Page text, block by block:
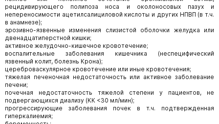
рецидивирующего полипоза носа и околоносовых пазух и
непереносимости ацетилсалициловой кислоты и других НПВП (в т.ч.
в анамнезе);
эрозивно-язвенные изменения слизистой оболочки желудка или
двенадцатиперстной кишки;
активное желудочно-кишечное кровотечение;
воспалительные заболевания кишечника (неспецифический
язвенный колит, болезнь Крона);
цереброваскулярное кровотечение или иные кровотечения;
тяжелая печеночная недостаточность или активное заболевание
печени;
почечная недостаточность тяжелой степени у пациентов, не
подвергающихся диализу (КК <30 мл/мин);
прогрессирующие заболевания почек в т.ч. подтвержденная
гиперкалиемия;